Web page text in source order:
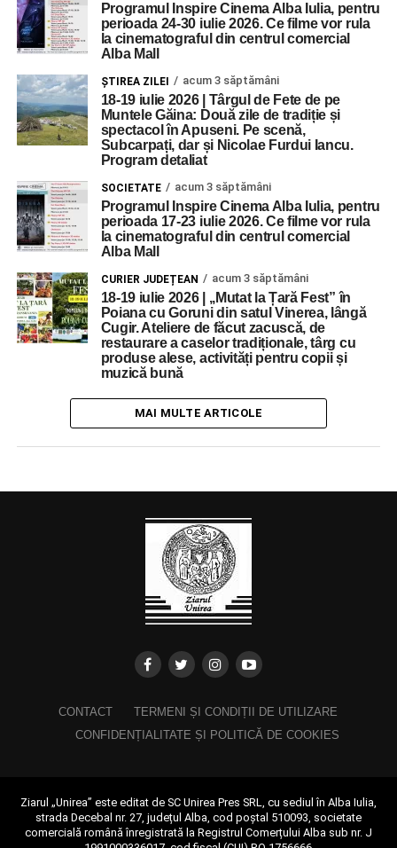
Programul Inspire Cinema Alba Iulia, pentru
perioada 24-30 iulie 2026. Ce filme vor rula
la cinematograful din centrul comercial
Alba Mall
ŞTIREA ZILEI acum 3 săptămâni
18-19 iulie 2026 | Târgul de Fete de pe
Muntele Găina: Două zile de tradiție și
spectacol în Apuseni. Pe scenă,
Subcarpați, dar și Nicolae Furdui Iancu.
Program detaliat
SOCIETATE acum 3 săptămâni
Programul Inspire Cinema Alba Iulia, pentru
perioada 17-23 iulie 2026. Ce filme vor rula
la cinematograful din centrul comercial
Alba Mall
CURIER JUDEȚEAN acum 3 săptămâni
18-19 iulie 2026 | ,,Mutat la Țară Fest” în
Poiana cu Goruni din satul Vinerea, lângă
Cugir. Ateliere de făcut zacuscă, de
restaurare a caselor tradiționale, târg cu
produse alese, activități pentru copii și
muzică bună
MAI MULTE ARTICOLE
CONTACT
TERMENI ȘI CONDIȚII DE UTILIZARE
CONFIDENȚIALITATE ȘI POLITICĂ DE COOKIES
Ziarul „Unirea” este editat de SC Unirea Pres SRL, cu sediul în Alba Iulia,
strada Decebal nr. 27, județul Alba, cod poștal 510093, societate
comercială română înregistrată la Registrul Comerțului Alba sub nr. J